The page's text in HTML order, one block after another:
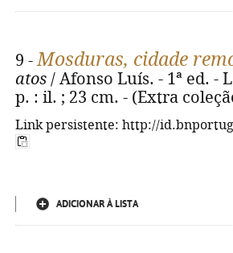
9 -Mosduras, cidade
atos / Afonso Luís. - 1ª ed. -
p. : il. ; 23 cm. - (Extra
Link persistente: http://
ADICIONAR À LISTA